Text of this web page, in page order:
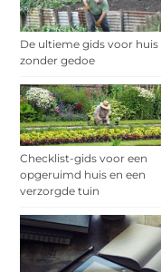
De ultieme gids voor huis
zonder gedoe
Checklist-gids voor een
opgeruimd huis en een
verzorgde tuin